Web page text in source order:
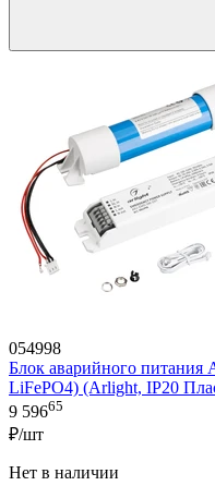
054998
Блок аварийного
LiFePO4) (Arlight, IP20
9 59665
₽/шт
Нет в наличии